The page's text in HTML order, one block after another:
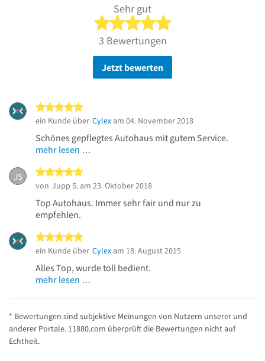
Sehr gut
5 von 5 Sternen
3 Bewertungen
Jetzt bewerten
ein Kunde über Cylex am 04. November 2018
Schönes gepflegtes Autohaus mit gutem Service.
mehr lesen …
JS
von Jupp S. am 23. Oktober 2018
Top Autohaus. Immer sehr fair und nur zu
empfehlen.
ein Kunde über Cylex am 18. August 2015
Alles Top, wurde toll bedient.
mehr lesen …
* Bewertungen sind subjektive Meinungen von Nutzern unserer und
anderer Portale. 11880.com überprüft die Bewertungen nicht auf
Echtheit.